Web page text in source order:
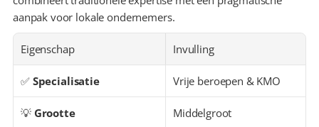
aanpak voor lokale ondernemers.
Eigenschap Invulling
✅ Specialisatie Vrije beroepen & KMO
💡 Grootte Middelgroot